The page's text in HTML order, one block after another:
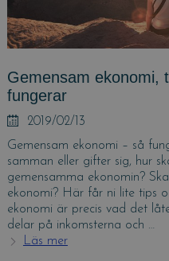
Gemensam ekonomi,
fungerar
Posted
on
2019/02/13
Gemensam ekonomi – så
samman eller gifter sig, hur
gemensamma ekonomin?
ekonomi? Här får ni lite tips
ekonomi är precis vad det
delar på inkomsterna och …
Läs merGemensam